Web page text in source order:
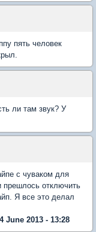
пять человек
ли там звук? У
с чуваком для
прешлось отключить
Я все это делал
June 2013 - 13:28